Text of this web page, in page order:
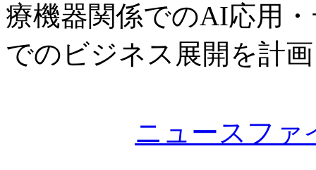
療機器関係でのAI応用
でのビジネス展開を計
ニュースファ